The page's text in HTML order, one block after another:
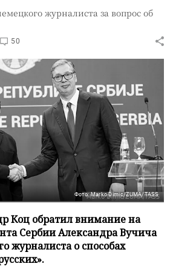
журналиста за вопрос об
50
Фото: Marko Dimic/ZUMA/TASS
Коц обратил внимание на
Сербии Александра Вучича
журналиста о способах